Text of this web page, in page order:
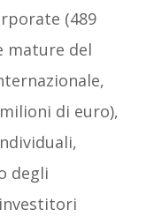
(489
mature del
di euro),
degli